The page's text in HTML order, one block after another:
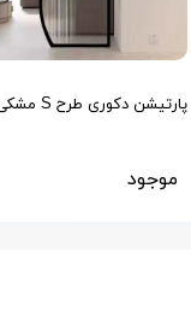
پارتیشن دکوری طرح S مشکی
موجود